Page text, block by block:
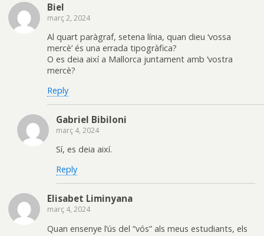
Biel
març 2, 2024
Al quart paràgraf, setena línia, quan dieu ‘vossa
mercè’ és una errada tipogràfica?
O es deia així a Mallorca juntament amb ‘vostra
mercè?
Reply
Gabriel Bibiloni
març 4, 2024
Sí, es deia així.
Reply
Elisabet Liminyana
març 4, 2024
Quan ensenye l’ús del “vós” als meus estudiants, els